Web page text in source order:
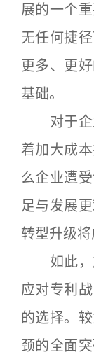
展的一个
无任何捷
更多、更
基础。
对于企
着加大成
么企业遭
足与发展
转型升级将
如此，
应对专利
的选择。
颈的全面